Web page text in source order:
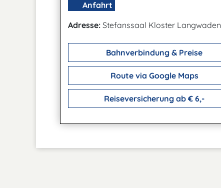
Anfahrt
Adresse: Stefanssaal Kloster Langwaden
Bahnverbindung & Preise
Route via Google Maps
Reiseversicherung ab € 6,-